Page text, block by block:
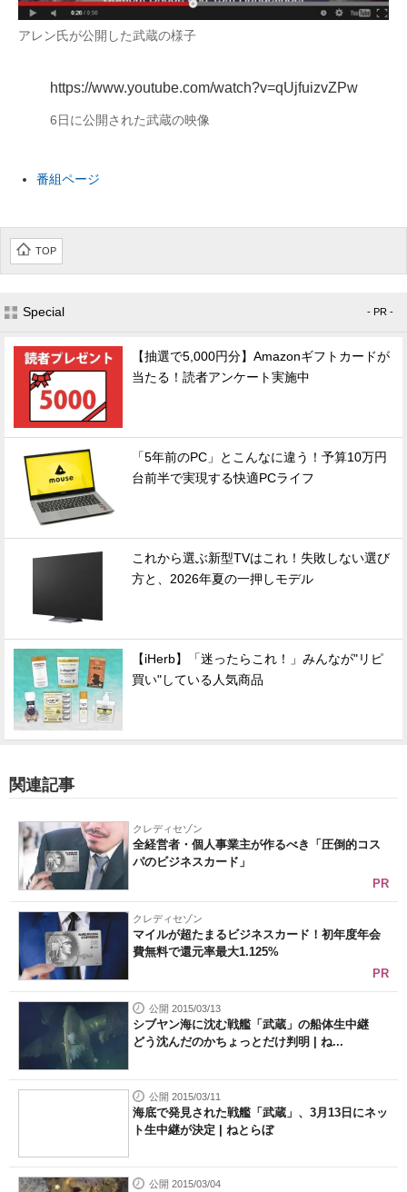
エネルギーの専門メディア
アレン氏が公開した武蔵の様子
https://www.youtube.com/watch?v=qUjfuizvZPw
6日に公開された武蔵の映像
番組ページ
TOP
Special - PR -
【抽選で5,000円分】Amazonギフトカードが
当たる！読者アンケート実施中
「5年前のPC」とこんなに違う！予算10万円
台前半で実現する快適PCライフ
これから選ぶ新型TVはこれ！失敗しない選び
方と、2026年夏の一押しモデル
【iHerb】「迷ったらこれ！」みんなが"リピ
買い"している人気商品
関連記事
クレディセゾン
全経営者・個人事業主が作るべき「圧倒的コス
パのビジネスカード」
PR
クレディセゾン
マイルが超たまるビジネスカード！初年度年会
費無料で還元率最大1.125%
PR
公開 2015/03/13
シブヤン海に沈む戦艦「武蔵」の船体生中継
どう沈んだのかちょっとだけ判明 | ね...
公開 2015/03/11
海底で発見された戦艦「武蔵」、3月13日にネッ
ト生中継が決定 | ねとらぼ
公開 2015/03/04